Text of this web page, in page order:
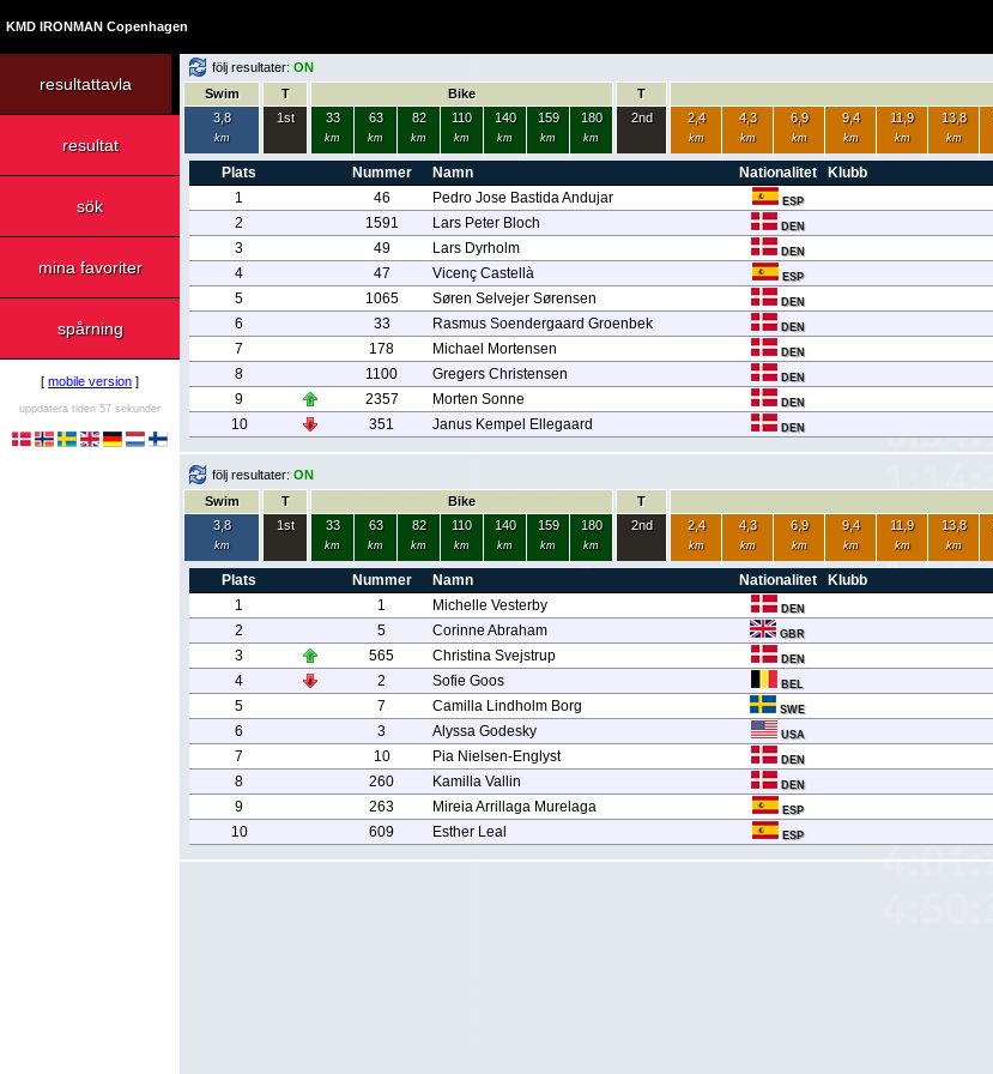
KMD IRONMAN Copenhagen
resultattavla
resultat
sök
mina favoriter
spårning
[ mobile version ]
uppdatera tiden 57 sekunder
följ resultater: ON
Swim
3,8
km
T
1st
Bike
33
km
63
km
82
km
110
km
140
km
159
km
180
km
T
2nd
2,4
km
4,3
km
6,9
km
9,4
km
11,9
km
13,8
km
Plats Nummer Namn Nationalitet Klubb
1
46 Pedro Jose Bastida Andujar ESP
2
1591 Lars Peter Bloch DEN
3
49 Lars Dyrholm DEN
4
47 Vicenç Castellà ESP
5
1065 Søren Selvejer Sørensen DEN
6
33 Rasmus Soendergaard Groenbek DEN
7
178 Michael Mortensen DEN
8
1100 Gregers Christensen DEN
9
2357 Morten Sonne DEN
10
351 Janus Kempel Ellegaard DEN
följ resultater: ON
Swim
3,8
km
T
1st
Bike
33
km
63
km
82
km
110
km
140
km
159
km
180
km
T
2nd
2,4
km
4,3
km
6,9
km
9,4
km
11,9
km
13,8
km
Plats Nummer Namn Nationalitet Klubb
1
1 Michelle Vesterby DEN
2
5 Corinne Abraham GBR
3
565 Christina Svejstrup DEN
4
2 Sofie Goos BEL
5
7 Camilla Lindholm Borg SWE
6
3 Alyssa Godesky USA
7
10 Pia Nielsen-Englyst DEN
8
260 Kamilla Vallin DEN
9
263 Mireia Arrillaga Murelaga ESP
10
609 Esther Leal ESP